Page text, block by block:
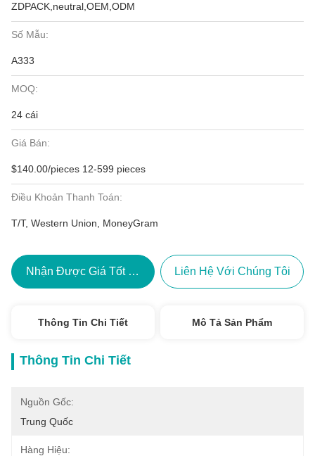
ZDPACK,neutral,OEM,ODM
Số Mẫu:
A333
MOQ:
24 cái
Giá Bán:
$140.00/pieces 12-599 pieces
Điều Khoản Thanh Toán:
T/T, Western Union, MoneyGram
Nhận Được Giá Tốt Nhất Liên Hệ Với Chúng Tôi
Thông Tin Chi Tiết Mô Tả Sản Phẩm
Thông Tin Chi Tiết
Nguồn Gốc:
Trung Quốc
Hàng Hiệu: